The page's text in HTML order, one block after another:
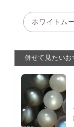
ホワイトム